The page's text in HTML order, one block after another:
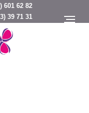
601 62 82
39 71 31